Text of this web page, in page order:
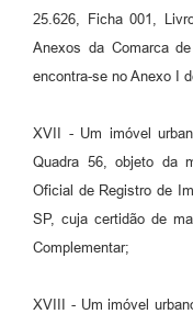
25.626, Ficha 001,
Anexos da Comarca
encontra-se no Anexo I
XVII - Um imóvel
Quadra 56, objeto da
Oficial de Registro de
SP, cuja certidão de
Complementar;
XVIII - Um imóvel